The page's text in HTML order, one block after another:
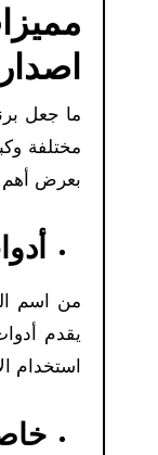
ما جعل
بعرض أهم
استخدام